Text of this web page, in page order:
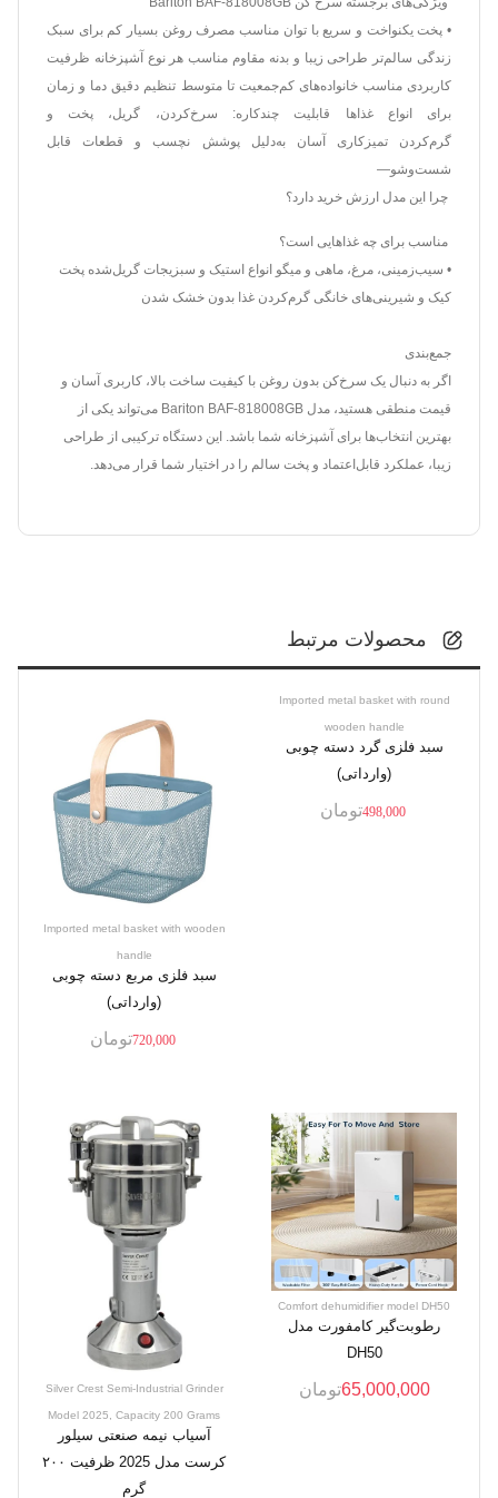
• پخت یکنواخت و سریع با توان مناسبمصرف روغن بسیار کم برای سبک
زندگی سالم‌تر طراحی زیبا و بدنه مقاوم مناسب هر نوع آشپزخانه ظرفیت
کاربردی مناسب خانواده‌های کم‌جمعیت تا متوسط تنظیم دقیق دما و زمان
برای انواع غذاها قابلیت چندکاره: سرخ‌کردن، گریل، پخت و
گرم‌کردن تمیزکاری آسان به‌دلیل پوشش نچسب و قطعات قابل
شست‌وشو—
چرا این مدل ارزش خرید دارد؟
مناسب برای چه غذاهایی است؟
• سیب‌زمینی، مرغ، ماهی و میگو انواع استیک و سبزیجات گریل‌شده پخت
کیک و شیرینی‌های خانگیگرم‌کردن غذا بدون خشک شدن
جمع‌بندی
اگر به دنبال یک سرخ‌کن بدون روغن با کیفیت ساخت بالا، کاربری آسان و
قیمت منطقی هستید، مدل Bariton BAF-818008GB می‌تواند یکی از
بهترین انتخاب‌ها برای آشپزخانه شما باشد. این دستگاه ترکیبی از طراحی
زیبا، عملکرد قابل‌اعتماد و پخت سالم را در اختیار شما قرار می‌دهد.
محصولات مرتبط
Imported metal basket with round
wooden handle
سبد فلزی گرد دسته چوبی
(وارداتی)
498,000 تومان
Imported metal basket with wooden
handle
سبد فلزی مربع دسته چوبی
(وارداتی)
720,000 تومان
Comfort dehumidifier model DH50
رطوبت‌گیر کامفورت مدل
DH50
65,000,000تومان Silver Crest Semi-Industrial Grinder
Model 2025, Capacity 200 Grams
آسیاب نیمه صنعتی سیلور
کرست مدل 2025 ظرفیت ۲۰۰
گرم